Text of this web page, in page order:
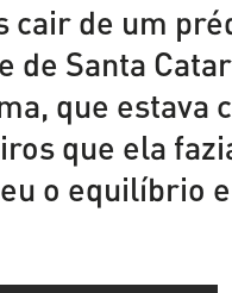
cair de um
Santa
que estava
que ela
o equilíbrio